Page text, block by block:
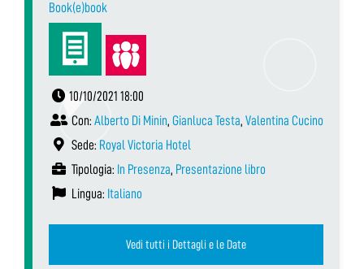
Book(e)book
10/10/2021 18:00
Con: Alberto Di Minin, Gianluca Testa, Valentina Cucino
Sede: Royal Victoria Hotel
Tipologia: In Presenza, Presentazione libro
Lingua: Italiano
Vedi tutti i Dettagli e le Date